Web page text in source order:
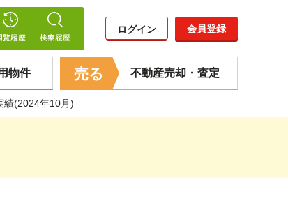
ログイン 会員登録
物件 売る 不動産売却・査定
績(2024年10月)